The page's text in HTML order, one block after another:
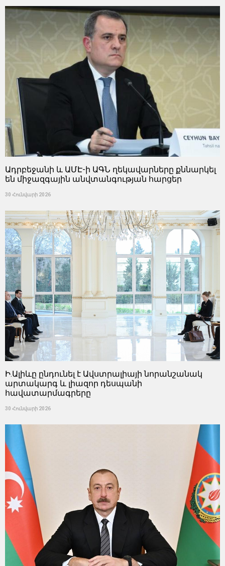
Ադրբեջանի և ԱՄԷ-ի ԱԳՆ ղեկավարները քննարկել
են միջազգային անվտանգության հարցեր
30 Հունվարի 2026
Ի.Ալիևը ընդունել է Ավստրալիայի նորանշանակ
արտակարգ և լիազոր դեսպանի
հավատարմագրերը
30 Հունվարի 2026